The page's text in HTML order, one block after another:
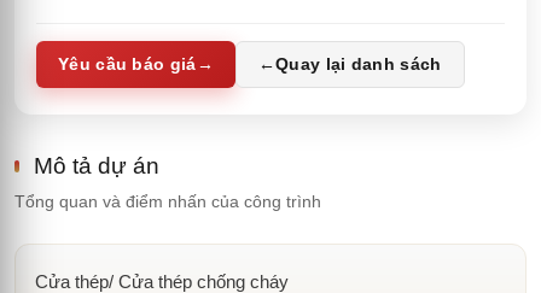
Yêu cầu báo giá → ←Quay lại danh sách
Mô tả dự án
Tổng quan và điểm nhấn của công trình
Cửa thép/ Cửa thép chống cháy